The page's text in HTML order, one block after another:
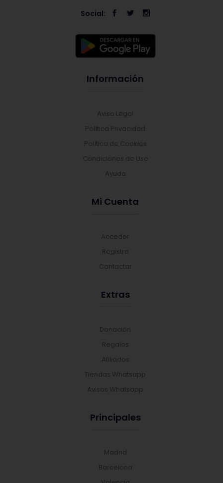
Social:
Información
Aviso Legal
Política Privacidad
Política de Cookies
Condiciones de Uso
Ayuda
Mi Cuenta
Acceder
Registro
Contactar
Extras
Donación
Regalos
Afiliados
Tiendas Whatsapp
Avisos Whatsapp
Principales
Madrid
Barcelona